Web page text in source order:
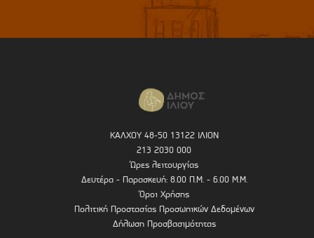
ΚΑΛΧΟΥ 48-50 13122 ΙΛΙΟΝ
213 2030 000
Ώρες λειτουργίας
Δευτέρα - Παρασκευή: 8.00 Π.Μ. - 6.00 Μ.Μ.
Όροι Χρήσης
Πολιτική Προστασίας Προσωπικών Δεδομένων
Δήλωση Προσβασιμότητας